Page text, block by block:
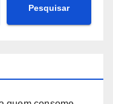
Pesquisar